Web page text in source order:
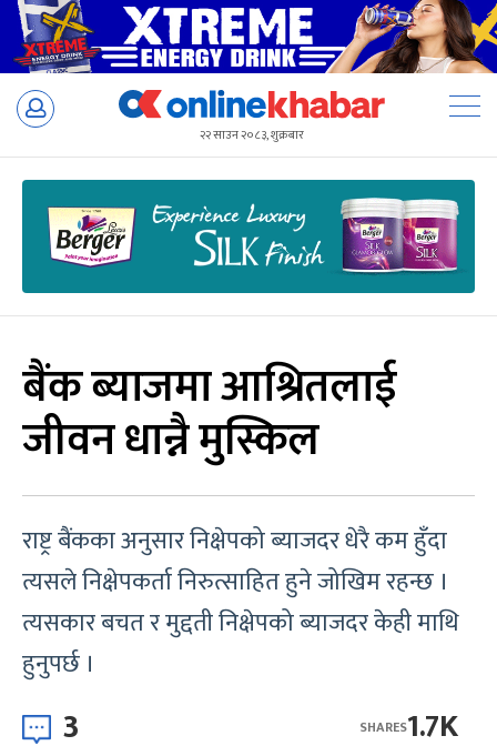
Skip
२२ साउन २०८३, शुक्रबार
बैंक ब्याजमा आश्रितलाई
जीवन धान्नै मुस्किल
राष्ट्र बैंकका अनुसार निक्षेपको ब्याजदर धेरै कम हुँदा
त्यसले निक्षेपकर्ता निरुत्साहित हुने जोखिम रहन्छ ।
त्यसकार बचत र मुद्दती निक्षेपको ब्याजदर केही माथि
हुनुपर्छ ।
3 1.7K
SHARES